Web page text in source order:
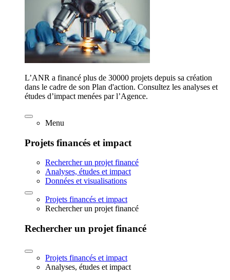
L’ANR a financé plus de 30000 projets depuis sa création
dans le cadre de son Plan d'action. Consultez les analyses et
études d’impact menées par l’Agence.
Menu
Projets financés et impact
Rechercher un projet financé
Analyses, études et impact
Données et visualisations
Projets financés et impact
Rechercher un projet financé
Rechercher un projet financé
Projets financés et impact
Analyses, études et impact